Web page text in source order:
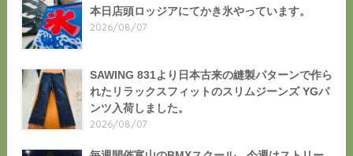
本日店頭ロッジアにてかき氷やっています。
2026/08/07
SAWING 831より日本古来の縫製パターンで作ら
れたリラックスフィットのスリムジーンズ YGパ
ンツ入荷しました。
2026/08/07